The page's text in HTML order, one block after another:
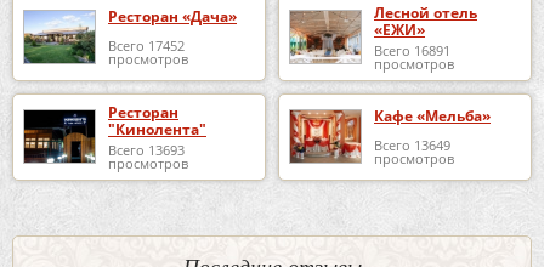
Ресторан «Дача»
Всего 17452
просмотров
Лесной отель
«ЕЖИ»
Всего 16891
просмотров
Ресторан
"Кинолента"
Всего 13693
просмотров
Кафе «Мельба»
Всего 13649
просмотров